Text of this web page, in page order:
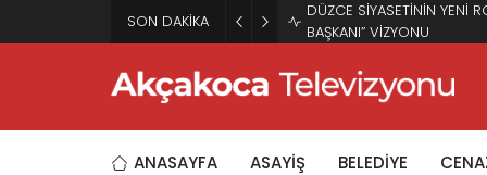
SON DAKİKA
DÜZCE SİYASETİNİN YENİ
BAŞKANI” VİZYONU
ANASAYFA ASAYİŞ BELEDİYE